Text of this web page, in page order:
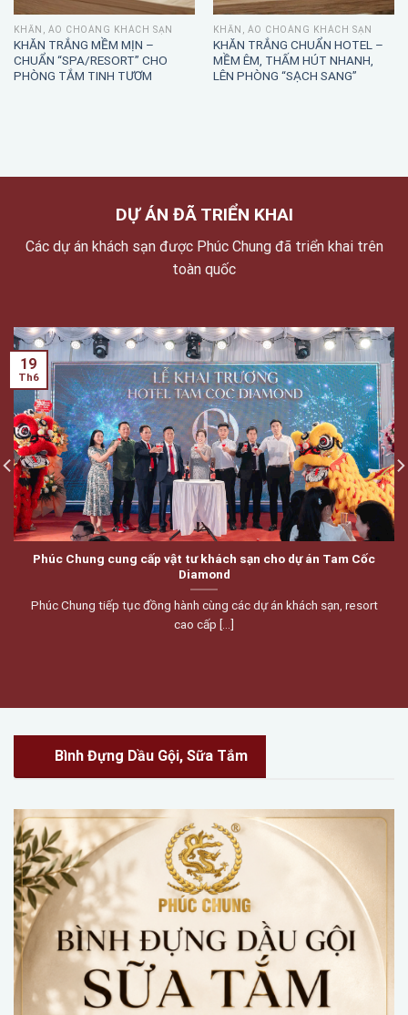
KHĂN, ÁO CHOÀNG KHÁCH SẠN
KHĂN TRẮNG MỀM MỊN –
CHUẨN “SPA/RESORT” CHO
PHÒNG TẮM TINH TƯƠM
KHĂN, ÁO CHOÀNG KHÁCH SẠN
KHĂN TRẮNG CHUẨN HOTEL –
MỀM ÊM, THẤM HÚT NHANH,
LÊN PHÒNG “SẠCH SANG”
DỰ ÁN ĐÃ TRIỂN KHAI
Các dự án khách sạn được Phúc Chung đã triển khai trên
toàn quốc
Phúc Chung cung cấp vật tư khách sạn cho dự án Tam Cốc
Diamond
Phúc Chung tiếp tục đồng hành cùng các dự án khách sạn, resort
cao cấp [...]
19
Th6
Bình Đựng Dầu Gội, Sữa Tắm